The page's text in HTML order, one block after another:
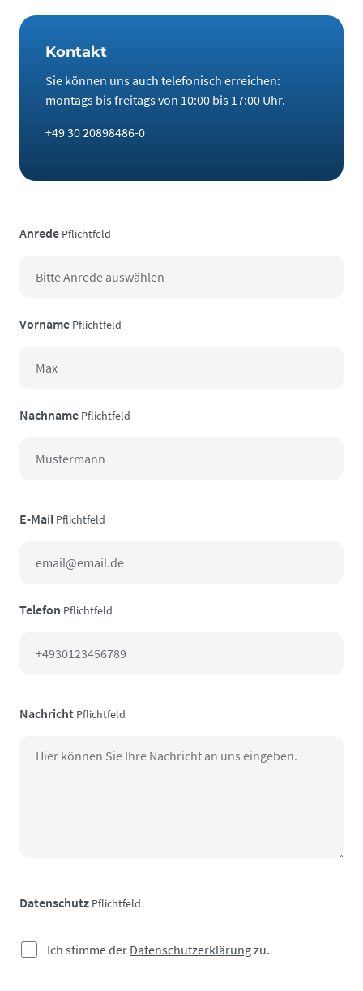
Kontakt
Sie können uns auch telefonisch erreichen:
montags bis freitags von 10:00 bis 17:00 Uhr.
+49 30 20898486-0
Anrede Pflichtfeld
Vorname Pflichtfeld
Nachname Pflichtfeld
E-Mail Pflichtfeld
Telefon Pflichtfeld
Nachricht Pflichtfeld
Datenschutz Pflichtfeld
Ich stimme der Datenschutzerklärungzu.